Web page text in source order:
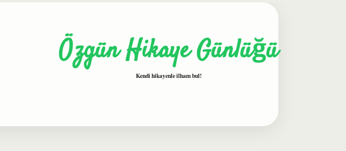
Özgün Hikaye Günlüğü
Kendi hikayenle ilham bul!